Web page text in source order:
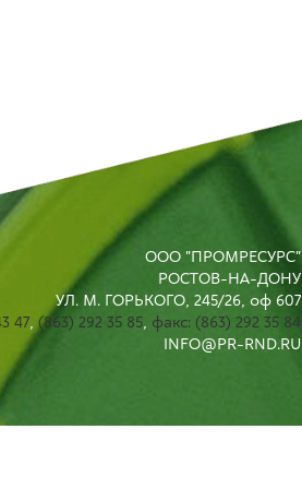
ООО "ПРОМРЕСУРС"
РОСТОВ-НА-ДОНУ
УЛ. М. ГОРЬКОГО, 245/26, оф 607
47, (863) 292 35 85, факс: (863) 292 35 84
INFO@PR-RND.RU